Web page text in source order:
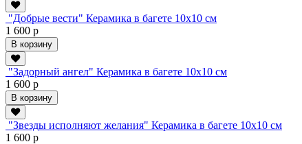
"Добрые вести" Керамика в багете 10х10 см
1 600 р
В корзину
"Задорный ангел" Керамика в багете 10х10 см
1 600 р
В корзину
"Звезды исполняют желания" Керамика в багете 10х10 см
1 600 р